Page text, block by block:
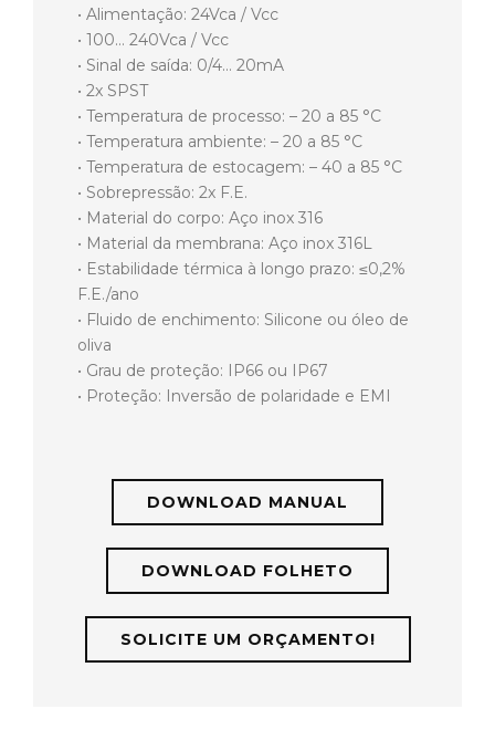
• Alimentação: 24Vca / Vcc
• 100… 240Vca / Vcc
• Sinal de saída: 0/4… 20mA
• 2x SPST
• Temperatura de processo: – 20 a 85 °C
• Temperatura ambiente: – 20 a 85 °C
• Temperatura de estocagem: – 40 a 85 °C
• Sobrepressão: 2x F.E.
• Material do corpo: Aço inox 316
• Material da membrana: Aço inox 316L
• Estabilidade térmica à longo prazo: ≤0,2%
F.E./ano
• Fluido de enchimento: Silicone ou óleo de
oliva
• Grau de proteção: IP66 ou IP67
• Proteção: Inversão de polaridade e EMI
DOWNLOAD MANUAL
DOWNLOAD FOLHETO
SOLICITE UM ORÇAMENTO!